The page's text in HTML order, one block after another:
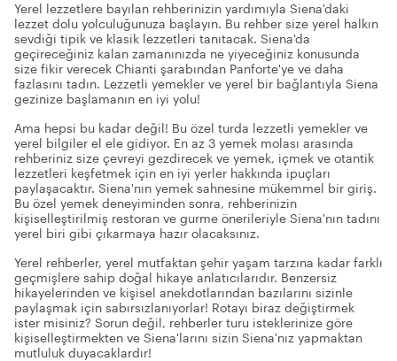
Yerel lezzetlere bayılan rehberinizin yardımıyla Siena'daki
lezzet dolu yolculuğunuza başlayın. Bu rehber size yerel halkın
sevdiği tipik ve klasik lezzetleri tanıtacak. Siena'da
geçireceğiniz kalan zamanınızda ne yiyeceğiniz konusunda
size fikir verecek Chianti şarabından Panforte'ye ve daha
fazlasını tadın. Lezzetli yemekler ve yerel bir bağlantıyla Siena
gezinize başlamanın en iyi yolu!
Ama hepsi bu kadar değil! Bu özel turda lezzetli yemekler ve
yerel bilgiler el ele gidiyor. En az 3 yemek molası arasında
rehberiniz size çevreyi gezdirecek ve yemek, içmek ve otantik
lezzetleri keşfetmek için en iyi yerler hakkında ipuçları
paylaşacaktır. Siena'nın yemek sahnesine mükemmel bir giriş.
Bu özel yemek deneyiminden sonra, rehberinizin
kişiselleştirilmiş restoran ve gurme önerileriyle Siena'nın tadını
yerel biri gibi çıkarmaya hazır olacaksınız.
Yerel rehberler, yerel mutfaktan şehir yaşam tarzına kadar farklı
geçmişlere sahip doğal hikaye anlatıcılarıdır. Benzersiz
hikayelerinden ve kişisel anekdotlarından bazılarını sizinle
paylaşmak için sabırsızlanıyorlar! Rotayı biraz değiştirmek
ister misiniz? Sorun değil, rehberler turu isteklerinize göre
kişiselleştirmekten ve Siena'larını sizin Siena'nız yapmaktan
mutluluk duyacaklardır!